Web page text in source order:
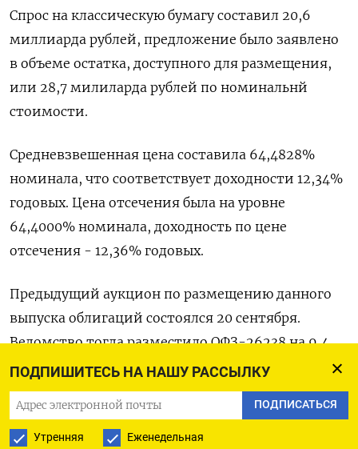
ПОДПИШИТЕСЬ НА НАШУ РАССЫЛКУ
ПОДПИСАТЬСЯ
Утренняя Еженедельная
Спрос на классическую бумагу составил 20,6
миллиарда рублей, предложение было заявлено
в объеме остатка, доступного для размещения,
или 28,7 милиларда рублей по номинальнй
стоимости.
Средневзвешенная цена составила 64,4828%
номинала, что соответствует доходности 12,34%
годовых. Цена отсечения была на уровне
64,4000% номинала, доходность по цене
отсечения - 12,36% годовых.
Предыдущий аукцион по размещению данного
выпуска облигаций состоялся 20 сентября.
Ведомство тогда разместило ОФЗ-26238 на 9,4
миллиарда рублей под средневзвешенную
доходность 11,83% при спросе 15,1 миллиарда
рублей. (Московское бюро)